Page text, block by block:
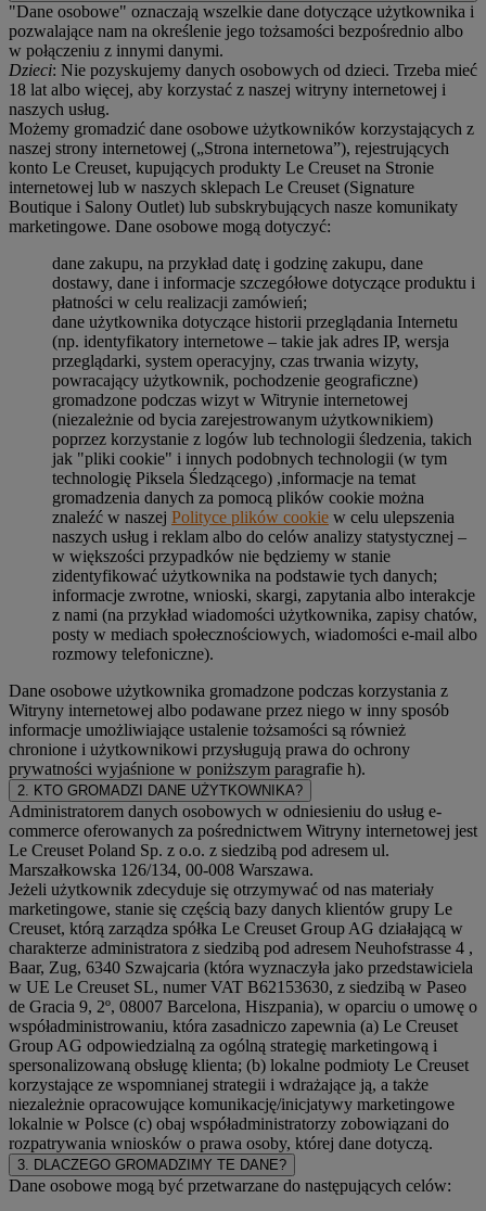
"Dane osobowe" oznaczają wszelkie dane dotyczące użytkownika i
pozwalające nam na określenie jego tożsamości bezpośrednio albo
w połączeniu z innymi danymi.
Dzieci: Nie pozyskujemy danych osobowych od dzieci. Trzeba mieć
18 lat albo więcej, aby korzystać z naszej witryny internetowej i
naszych usług.
Możemy gromadzić dane osobowe użytkowników korzystających z
naszej strony internetowej („Strona internetowa”), rejestrujących
konto Le Creuset, kupujących produkty Le Creuset na Stronie
internetowej lub w naszych sklepach Le Creuset (Signature
Boutique i Salony Outlet) lub subskrybujących nasze komunikaty
marketingowe. Dane osobowe mogą dotyczyć:
dane zakupu, na przykład datę i godzinę zakupu, dane
dostawy, dane i informacje szczegółowe dotyczące produktu i
płatności w celu realizacji zamówień;
dane użytkownika dotyczące historii przeglądania Internetu
(np. identyfikatory internetowe – takie jak adres IP, wersja
przeglądarki, system operacyjny, czas trwania wizyty,
powracający użytkownik, pochodzenie geograficzne)
gromadzone podczas wizyt w Witrynie internetowej
(niezależnie od bycia zarejestrowanym użytkownikiem)
poprzez korzystanie z logów lub technologii śledzenia, takich
jak "pliki cookie" i innych podobnych technologii (w tym
technologię Piksela Śledzącego) ,informacje na temat
gromadzenia danych za pomocą plików cookie można
znaleźć w naszej Polityce plików cookie w celu ulepszenia
naszych usług i reklam albo do celów analizy statystycznej –
w większości przypadków nie będziemy w stanie
zidentyfikować użytkownika na podstawie tych danych;
informacje zwrotne, wnioski, skargi, zapytania albo interakcje
z nami (na przykład wiadomości użytkownika, zapisy chatów,
posty w mediach społecznościowych, wiadomości e-mail albo
rozmowy telefoniczne).
Dane osobowe użytkownika gromadzone podczas korzystania z
Witryny internetowej albo podawane przez niego w inny sposób
informacje umożliwiające ustalenie tożsamości są również
chronione i użytkownikowi przysługują prawa do ochrony
prywatności wyjaśnione w poniższym paragrafie h).
2. KTO GROMADZI DANE UŻYTKOWNIKA?
Administratorem danych osobowych w odniesieniu do usług e-
commerce oferowanych za pośrednictwem Witryny internetowej jest
Le Creuset Poland Sp. z o.o. z siedzibą pod adresem ul.
Marszałkowska 126/134, 00-008 Warszawa.
Jeżeli użytkownik zdecyduje się otrzymywać od nas materiały
marketingowe, stanie się częścią bazy danych klientów grupy Le
Creuset, którą zarządza spółka Le Creuset Group AG działającą w
charakterze administratora z siedzibą pod adresem Neuhofstrasse 4 ,
Baar, Zug, 6340 Szwajcaria (która wyznaczyła jako przedstawiciela
w UE Le Creuset SL, numer VAT B62153630, z siedzibą w Paseo
de Gracia 9, 2º, 08007 Barcelona, Hiszpania), w oparciu o umowę o
współadministrowaniu, która zasadniczo zapewnia (a) Le Creuset
Group AG odpowiedzialną za ogólną strategię marketingową i
spersonalizowaną obsługę klienta; (b) lokalne podmioty Le Creuset
korzystające ze wspomnianej strategii i wdrażające ją, a także
niezależnie opracowujące komunikację/inicjatywy marketingowe
lokalnie w Polsce (c) obaj współadministratorzy zobowiązani do
rozpatrywania wniosków o prawa osoby, której dane dotyczą.
3. DLACZEGO GROMADZIMY TE DANE?
Dane osobowe mogą być przetwarzane do następujących celów: